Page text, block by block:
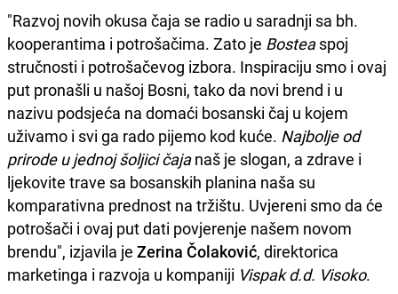
"Razvoj novih okusa čaja se radio u saradnji sa bh.
kooperantima i potrošačima. Zato je Bosteaspoj
stručnosti i potrošačevog izbora. Inspiraciju smo i ovaj
put pronašli u našoj Bosni, tako da novi brend i u
nazivu podsjeća na domaći bosanski čaj u kojem
uživamo i svi ga rado pijemo kod kuće. Najbolje od
prirode u jednoj šoljici čajanaš je slogan, a zdrave i
ljekovite trave sa bosanskih planina naša su
komparativna prednost na tržištu. Uvjereni smo da će
potrošači i ovaj put dati povjerenje našem novom
brendu", izjavila je Zerina Čolaković, direktorica
marketinga i razvoja u kompaniji Vispak d.d. Visoko.